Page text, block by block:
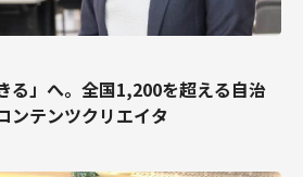
る」へ。全国1,200を超える自治
ンテンツクリエイタ